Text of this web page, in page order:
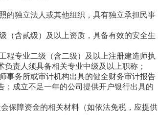
的独立法人或其他组织，具有独立承担民事
（含贰级）及以上资质，具备有效的安全生
程专业二级（含二级）及以上注册建造师执
责人须具备相关专业中级及以上职称；
事务所或审计机构出具的健全财务审计报告
；成立不足一年的公司提供开户银行出具的
保障资金的相关材料（如依法免税，应提供